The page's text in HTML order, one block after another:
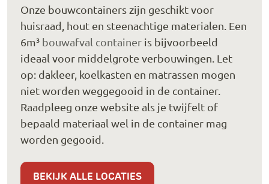
Onze bouwcontainers zijn geschikt voor
huisraad, hout en steenachtige materialen. Een
6m³ bouwafval container is bijvoorbeeld
ideaal voor middelgrote verbouwingen. Let
op: dakleer, koelkasten en matrassen mogen
niet worden weggegooid in de container.
Raadpleeg onze website als je twijfelt of
bepaald materiaal wel in de container mag
worden gegooid.
BEKIJK ALLE LOCATIES